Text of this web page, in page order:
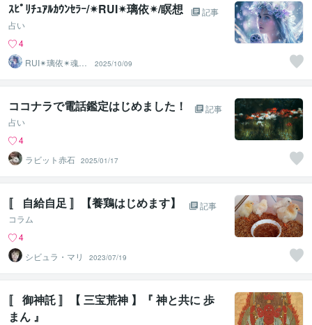
ｽﾋﾟﾘﾁｭｱﾙｶｳﾝｾﾗｰ/✴︎RUI✴︎璃依✴︎/瞑想
記事
占い
4
RUI✴︎璃依✴︎魂の
波動リーディン
グ
2025/10/09
ココナラで電話鑑定はじめました！
記事
占い
4
ラビット赤石 2025/01/17
〚 自給自足 〛【養鶏はじめます】
記事
コラム
4
シビュラ・マリ
2023/07/19
〚 御神託 〛【 三宝荒神 】『 神と共に 歩
まん 』